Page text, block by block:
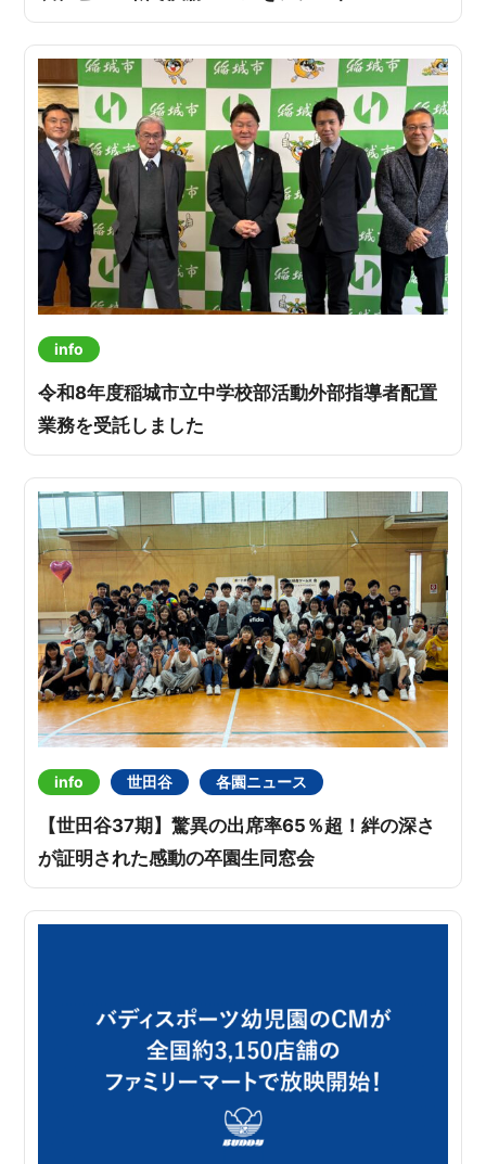
info
令和8年度稲城市立中学校部活動外部指導者配置
業務を受託しました
info 世田谷 各園ニュース
【世田谷37期】驚異の出席率65％超！絆の深さ
が証明された感動の卒園生同窓会